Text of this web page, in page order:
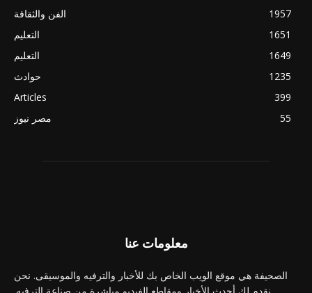
الفن والثقافة
1957
التعليم
1651
التعليم
1649
حوادث
1235
Articles
399
مصر نيوز
55
معلومات عنا
الصحيفة هي موقع الويب الخاص بك للأخبار والترفيه والموسيقى. نحن
نقدم لك أحدث الأخبار ومقاطع الفيديو مباشرة من صناعة الترفيه.